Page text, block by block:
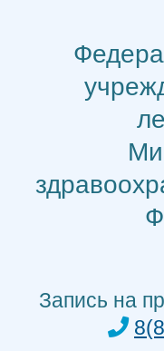
содержимому
Запись на